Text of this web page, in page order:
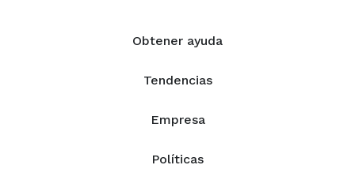
Obtener ayuda
Tendencias
Empresa
Políticas